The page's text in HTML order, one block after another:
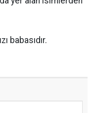
babasıdır.